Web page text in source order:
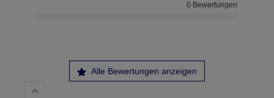
0 Bewertungen
Alle Bewertungen anzeigen